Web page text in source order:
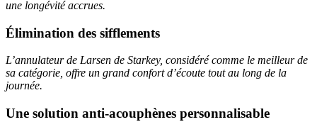
une longévité accrues.
Élimination des sifflements
L’annulateur de Larsen de Starkey, considéré comme le meilleur de
sa catégorie, offre un grand confort d’écoute tout au long de la
journée.
Une solution anti-acouphènes personnalisable